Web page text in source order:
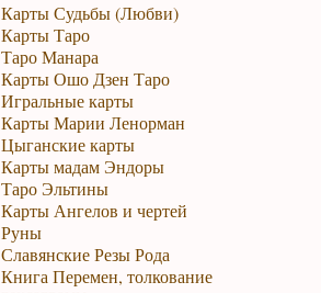
Карты Судьбы (Любви)
Карты Таро
Таро Манара
Карты Ошо Дзен Таро
Игральные карты
Карты Марии Ленорман
Цыганские карты
Карты мадам Эндоры
Таро Эльтины
Карты Ангелов и чертей
Руны
Славянские Резы Рода
Книга Перемен, толкование